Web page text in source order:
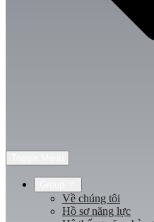
Về chúng tôi
Hồ sơ năng lực